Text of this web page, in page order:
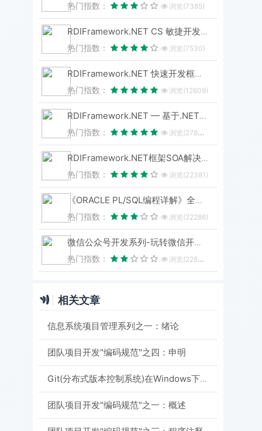
热门指数：
浏览(7385)
RDIFramework.NET CS 敏捷开发框架 V6.3 版本重磅发布！.NET8+Framework双引擎，性能升级全维度进化
热门指数：
浏览(7530)
RDIFramework.NET 快速开发框架 WebEasyUI版本 V6.0发布
热门指数：
浏览(12609)
RDIFramework.NET — 基于.NET的快速信息化系统开发框架 — 系列目录
热门指数：
浏览(27805)
RDIFramework.NET框架SOA解决方案（集Windows服务、WinForm形式与IIS形式发布）-分布式应用
热门指数：
浏览(22381)
《ORACLE PL/SQL编程详解》全原创（共八篇）--系列文章导航
热门指数：
浏览(22286)
微信公众号开发系列-玩转微信开发-目录汇总
热门指数：
浏览(22809)
相关文章
信息系统项目管理系列之一：绪论
团队项目开发"编码规范"之四：申明
Git(分布式版本控制系统)在Windows下的使用-将代码托管到开源中国（oschina）
团队项目开发"编码规范"之一：概述